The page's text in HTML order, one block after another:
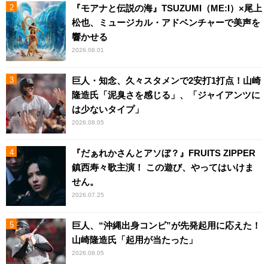
『モアナと伝説の海』TSUZUMI（ME:I）×尾上
松也、ミュージカル・アドベンチャーで美声を
響かせる
2026.08.01
巨人・知念、久々スタメンで2安打1打点！山崎
隆造氏「泥臭さを感じる」、「ジャイアンツに
は少ないタイプ」
2026.08.05
『だぁれかさんとアソぼ？』FRUITS ZIPPER
鎮西寿々歌主演！ この遊び、やってはいけま
せん。
2026.07.25
巨人、“沖縄出身コンビ”が先発起用に応えた！
山崎隆造氏「起用が当たった」
2026.08.05